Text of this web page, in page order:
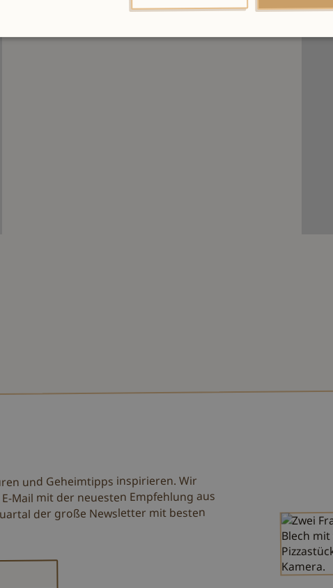
und Geheimtipps inspirieren. Wir
Mail mit der neuesten Empfehlung aus
der große Newsletter mit besten